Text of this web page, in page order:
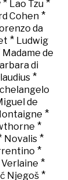
* Lao Tzu*
Cohen*
da
* Ludwig
Madame de
di
*
de
*
*
Novalis *
*
Verlaine *
Njegoš *